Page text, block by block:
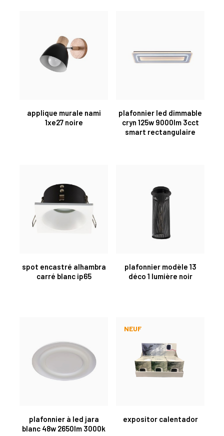
applique murale nami
1xe27 noire
plafonnier led dimmable
cryn 125w 9000lm 3cct
smart rectangulaire
spot encastré alhambra
carré blanc ip65
plafonnier modèle 13
déco 1 lumière noir
plafonnier à led jara
blanc 48w 2650lm 3000k
expositor calentador
NEUF